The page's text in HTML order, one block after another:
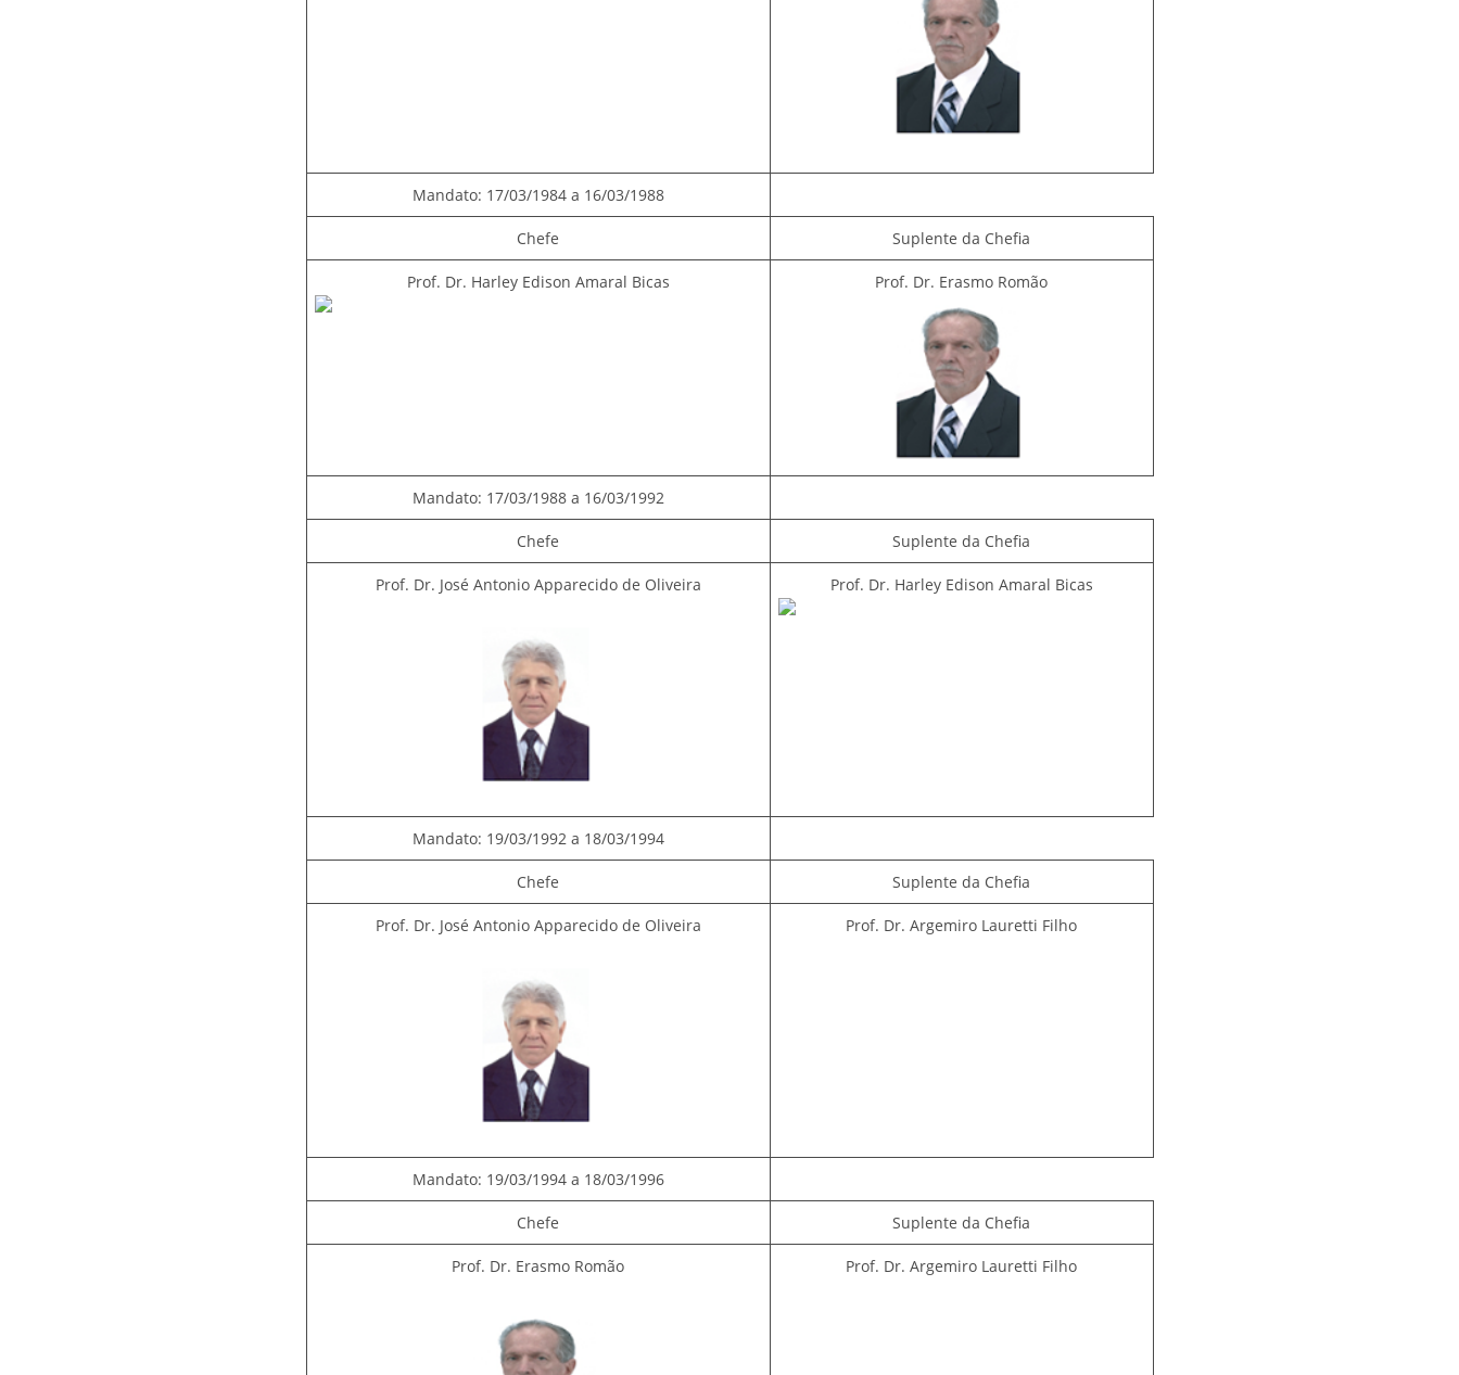
Mandato: 17/03/1984 a 16/03/1988
Chefe Suplente da Chefia
Prof. Dr. Harley Edison Amaral Bicas Prof. Dr. Erasmo Romão
Mandato: 17/03/1988 a 16/03/1992
Chefe Suplente da Chefia
Prof. Dr. José Antonio Apparecido de Oliveira Prof. Dr. Harley Edison Amaral Bicas
Mandato: 19/03/1992 a 18/03/1994
Chefe Suplente da Chefia
Prof. Dr. José Antonio Apparecido de Oliveira Prof. Dr. Argemiro Lauretti Filho
Mandato: 19/03/1994 a 18/03/1996
Chefe Suplente da Chefia
Prof. Dr. Erasmo Romão Prof. Dr. Argemiro Lauretti Filho